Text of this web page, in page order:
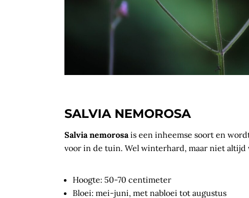
SALVIA NEMOROSA
Salvia nemorosais een inheemse soort en
voor in de tuin. Wel winterhard, maar niet
Hoogte: 50-70 centimeter
Bloei: mei-juni, met nabloei tot augustus